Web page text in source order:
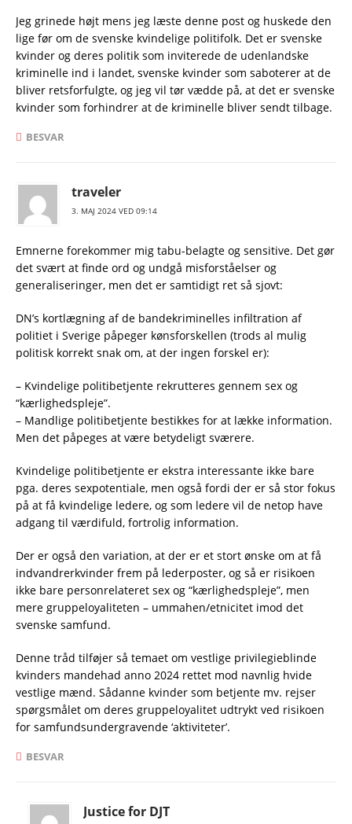
Jeg grinede højt mens jeg læste denne post og huskede den
lige før om de svenske kvindelige politifolk. Det er svenske
kvinder og deres politik som inviterede de udenlandske
kriminelle ind i landet, svenske kvinder som saboterer at de
bliver retsforfulgte, og jeg vil tør vædde på, at det er svenske
kvinder som forhindrer at de kriminelle bliver sendt tilbage.
BESVAR
traveler
3. MAJ 2024 VED 09:14
Emnerne forekommer mig tabu-belagte og sensitive. Det gør
det svært at finde ord og undgå misforståelser og
generaliseringer, men det er samtidigt ret så sjovt:
DN’s kortlægning af de bandekriminelles infiltration af
politiet i Sverige påpeger kønsforskellen (trods al mulig
politisk korrekt snak om, at der ingen forskel er):
– Kvindelige politibetjente rekrutteres gennem sex og
“kærlighedspleje”.
– Mandlige politibetjente bestikkes for at lække information.
Men det påpeges at være betydeligt sværere.
Kvindelige politibetjente er ekstra interessante ikke bare
pga. deres sexpotentiale, men også fordi der er så stor fokus
på at få kvindelige ledere, og som ledere vil de netop have
adgang til værdifuld, fortrolig information.
Der er også den variation, at der er et stort ønske om at få
indvandrerkvinder frem på lederposter, og så er risikoen
ikke bare personrelateret sex og “kærlighedspleje”, men
mere gruppeloyaliteten – ummahen/etnicitet imod det
svenske samfund.
Denne tråd tilføjer så temaet om vestlige privilegieblinde
kvinders mandehad anno 2024 rettet mod navnlig hvide
vestlige mænd. Sådanne kvinder som betjente mv. rejser
spørgsmålet om deres gruppeloyalitet udtrykt ved risikoen
for samfundsundergravende ‘aktiviteter’.
BESVAR
Justice for DJT